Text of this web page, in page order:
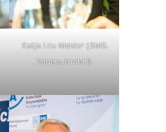
Katja Lilu Melder (BMG
Santec GmbH)